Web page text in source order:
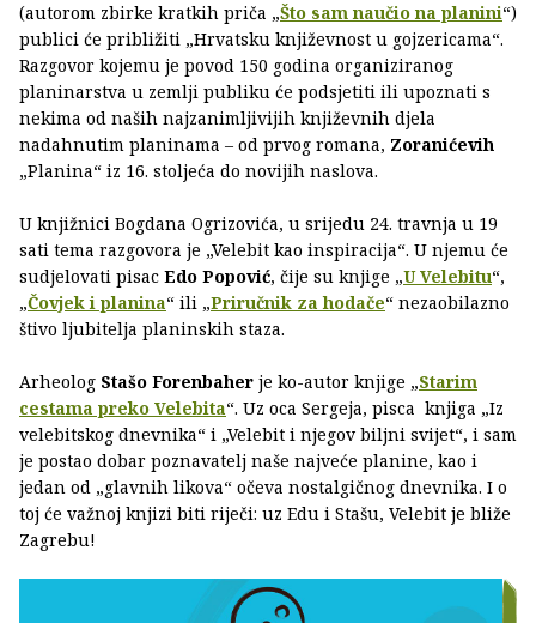
(autorom zbirke kratkih priča „Što sam naučio na planini“)
publici će približiti „Hrvatsku književnost u gojzericama“.
Razgovor kojemu je povod 150 godina organiziranog
planinarstva u zemlji publiku će podsjetiti ili upoznati s
nekima od naših najzanimljivijih književnih djela
nadahnutim planinama – od prvog romana, Zoranićevih
„Planina“ iz 16. stoljeća do novijih naslova.
U knjižnici Bogdana Ogrizovića, u srijedu 24. travnja u 19
sati tema razgovora je „Velebit kao inspiracija“. U njemu će
sudjelovati pisac Edo Popović, čije su knjige „U Velebitu“,
„Čovjek i planina“ ili „Priručnik za hodače“ nezaobilazno
štivo ljubitelja planinskih staza.
Arheolog Stašo Forenbaher je ko-autor knjige „Starim
cestama preko Velebita“. Uz oca Sergeja, pisca knjiga „Iz
velebitskog dnevnika“ i „Velebit i njegov biljni svijet“, i sam
je postao dobar poznavatelj naše najveće planine, kao i
jedan od „glavnih likova“ očeva nostalgičnog dnevnika. I o
toj će važnoj knjizi biti riječi: uz Edu i Stašu, Velebit je bliže
Zagrebu!